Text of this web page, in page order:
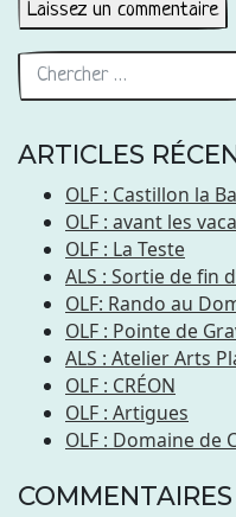
ARTICLES
OLF : Castillon la
OLF : avant les
OLF : La Teste
ALS : Sortie de fin
OLF: Rando au
OLF : Pointe de
ALS : Atelier Arts
OLF : CRÉON
OLF : Artigues
OLF : Domaine de